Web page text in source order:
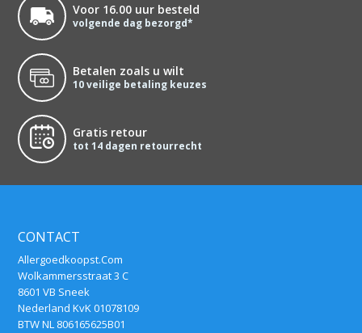
Voor 16.00 uur besteld
volgende dag bezorgd*
Betalen zoals u wilt
10 veilige betaling keuzes
Gratis retour
tot 14 dagen retourrecht
CONTACT
Allergoedkoopst.Com
Wolkammersstraat 3 C
8601 VB Sneek
Nederland KvK 01078109
BTW NL 806165625B01